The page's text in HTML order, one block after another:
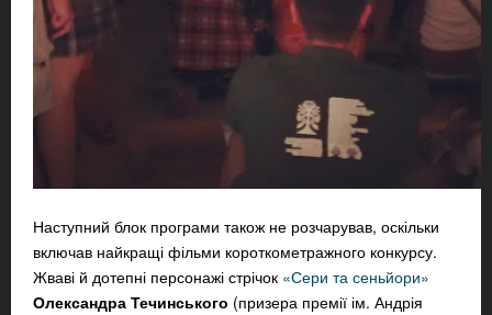
Наступний блок програми також не розчарував, оскільки
включав найкращі фільми короткометражного конкурсу.
Жваві й дотепні персонажі стрічок «Сери та сеньйори»
Олександра Течинського (призера премії ім. Андрія